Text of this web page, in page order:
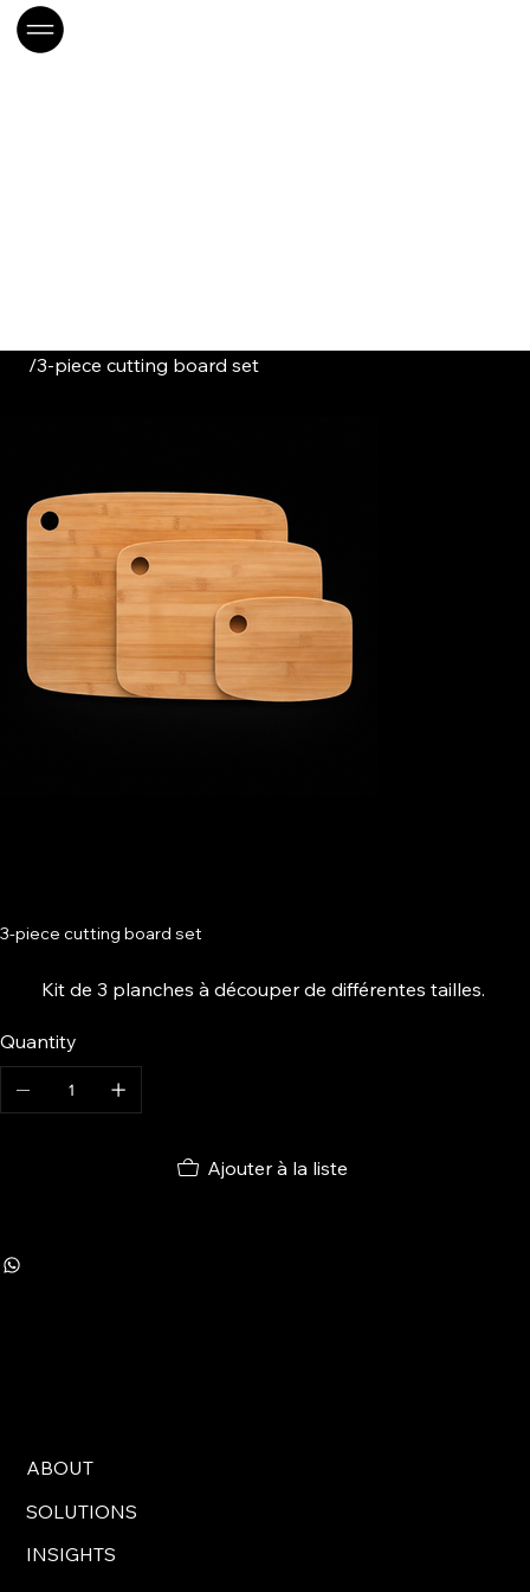
/3-piece cutting board set
3-piece cutting board set
Kit de 3 planches à découper de différentes tailles.
Quantity
Ajouter à la liste
ABOUT
SOLUTIONS
INSIGHTS